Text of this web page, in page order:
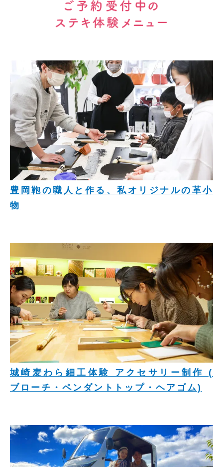
豊岡鞄の職人と作る、私オリジナルの革小
物
城崎麦わら細工体験 アクセサリー制作 (
ブローチ・ペンダントトップ・ヘアゴム)